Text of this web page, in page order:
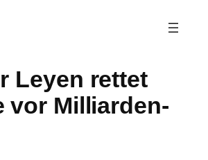
Leyen rettet
vor Milliarden-